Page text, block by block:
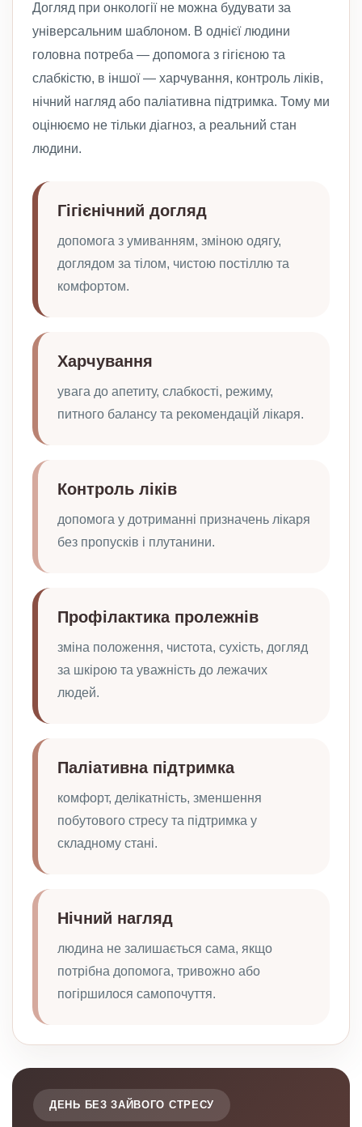
Догляд при онкології не можна будувати за
універсальним шаблоном. В однієї людини
головна потреба — допомога з гігієною та
слабкістю, в іншої — харчування, контроль ліків,
нічний нагляд або паліативна підтримка. Тому ми
оцінюємо не тільки діагноз, а реальний стан
людини.
Гігієнічний догляд
допомога з умиванням, зміною одягу,
доглядом за тілом, чистою постіллю та
комфортом.
Харчування
увага до апетиту, слабкості, режиму,
питного балансу та рекомендацій лікаря.
Контроль ліків
допомога у дотриманні призначень лікаря
без пропусків і плутанини.
Профілактика пролежнів
зміна положення, чистота, сухість, догляд
за шкірою та уважність до лежачих
людей.
Паліативна підтримка
комфорт, делікатність, зменшення
побутового стресу та підтримка у
складному стані.
Нічний нагляд
людина не залишається сама, якщо
потрібна допомога, тривожно або
погіршилося самопочуття.
ДЕНЬ БЕЗ ЗАЙВОГО СТРЕСУ